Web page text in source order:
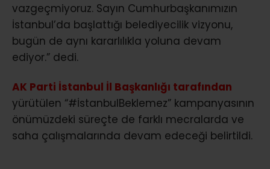
vazgeçmiyoruz. Sayın Cumhurbaşkanımızın
İstanbul’da başlattığı belediyecilik vizyonu,
bugün de aynı kararlılıkla yoluna devam
ediyor.” dedi.
AK Parti İstanbul İl Başkanlığı tarafından
yürütülen “#İstanbulBeklemez” kampanyasının
önümüzdeki süreçte de farklı mecralarda ve
saha çalışmalarında devam edeceği belirtildi.